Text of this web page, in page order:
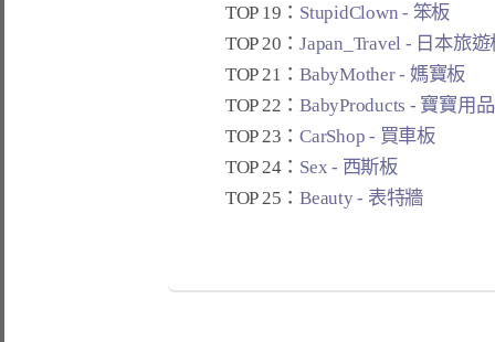
TOP 19： StupidClown - 笨板
TOP 20：Japan_Travel - 日本旅遊
TOP 21：BabyMother - 媽寶板
TOP 22：BabyProducts - 寶寶用
TOP 23：CarShop - 買車板
TOP 24： Sex - 西斯板
TOP 25：Beauty - 表特牆